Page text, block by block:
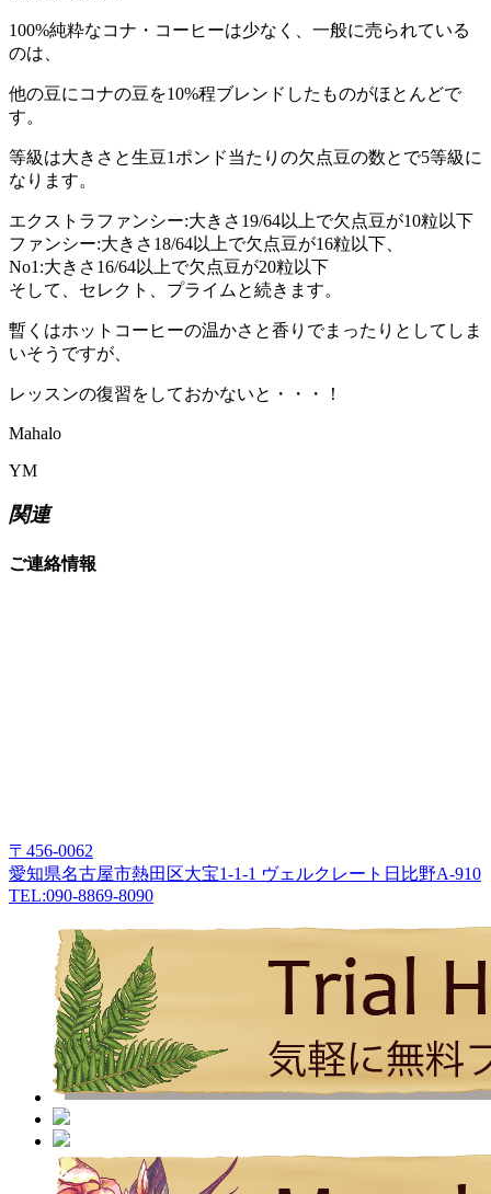
100%純粋なコナ・コーヒーは少なく、一般に売られている
のは、
他の豆にコナの豆を10%程ブレンドしたものがほとんどで
す。
等級は大きさと生豆1ポンド当たりの欠点豆の数とで5等級に
なります。
エクストラファンシー:大きさ19/64以上で欠点豆が10粒以下
ファンシー:大きさ18/64以上で欠点豆が16粒以下、
No1:大きさ16/64以上で欠点豆が20粒以下
そして、セレクト、プライムと続きます。
暫くはホットコーヒーの温かさと香りでまったりとしてしま
いそうですが、
レッスンの復習をしておかないと・・・！
Mahalo
YM
関連
ご連絡情報
〒456-0062
愛知県名古屋市熱田区大宝1-1-1 ヴェルクレート日比野A-910
TEL:090-8869-8090